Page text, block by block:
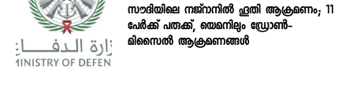
സൗദിയിലെ നജ്‌റാനില്‍ ഹൂതി ആക്രമണം; 11
പേര്‍ക്ക് പരുക്ക്, യെമനിലും ഡ്രോണ്‍-
മിസൈല്‍ ആക്രമണങ്ങള്‍